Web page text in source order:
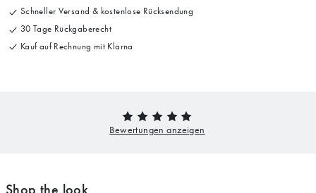
Schneller Versand & kostenlose Rücksendung
30 Tage Rückgaberecht
Kauf auf Rechnung mit Klarna